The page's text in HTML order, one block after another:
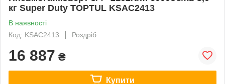
кг Super Duty TOPTUL KSAC2413
В наявності
Код: KSAC2413
Роздріб
16 887 ₴
Купити